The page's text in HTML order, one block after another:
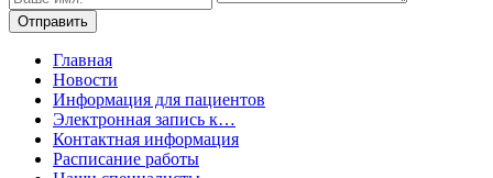
Главная
Новости
Информация для пациентов
Электронная запись к…
Контактная информация
Расписание работы